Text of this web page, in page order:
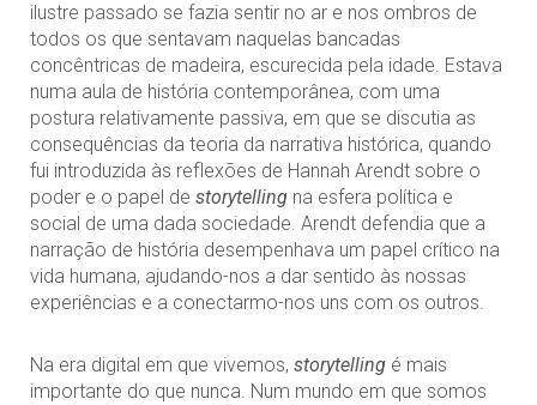
ilustre passado se fazia sentir no ar e nos ombros de
todos os que sentavam naquelas bancadas
concêntricas de madeira, escurecida pela idade. Estava
numa aula de história contemporânea, com uma
postura relativamente passiva, em que se discutia as
consequências da teoria da narrativa histórica, quando
fui introduzida às reflexões de Hannah Arendt sobre o
poder e o papel de storytelling na esfera política e
social de uma dada sociedade. Arendt defendia que a
narração de história desempenhava um papel crítico na
vida humana, ajudando-nos a dar sentido às nossas
experiências e a conectarmo-nos uns com os outros.
Na era digital em que vivemos, storytelling é mais
importante do que nunca. Num mundo em que somos